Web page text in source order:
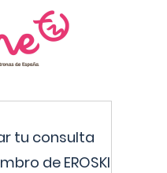
tu consulta
de EROSKI